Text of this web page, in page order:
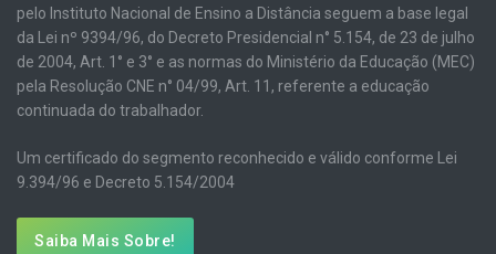
pelo Instituto Nacional de Ensino a Distância seguem a base legal
da Lei nº 9394/96, do Decreto Presidencial n° 5.154, de 23 de julho
de 2004, Art. 1° e 3° e as normas do Ministério da Educação (MEC)
pela Resolução CNE n° 04/99, Art. 11, referente a educação
continuada do trabalhador.
Um certificado do segmento reconhecido e válido conforme Lei
9.394/96 e Decreto 5.154/2004
Saiba Mais Sobre!